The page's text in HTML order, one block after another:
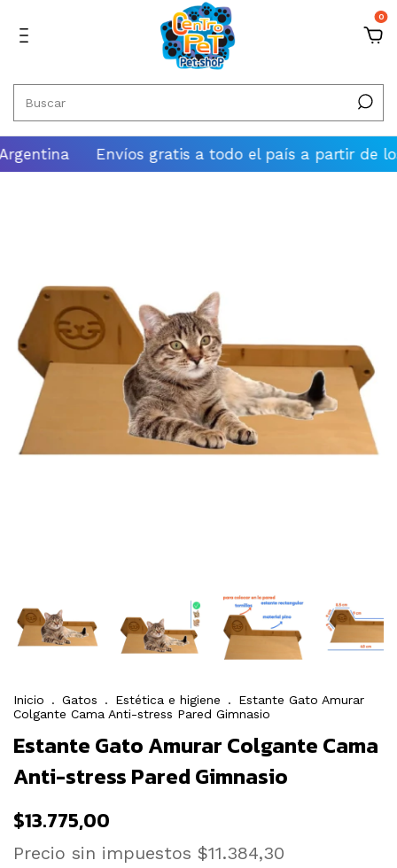
0
Envíos gratis a todo el país a partir de los
Inicio . Gatos . Estética e higiene .
Estante Gato Amurar
Colgante Cama Anti-stress Pared Gimnasio
Estante Gato Amurar Colgante Cama
Anti-stress Pared Gimnasio
$13.775,00
Precio sin impuestos $11.384,30